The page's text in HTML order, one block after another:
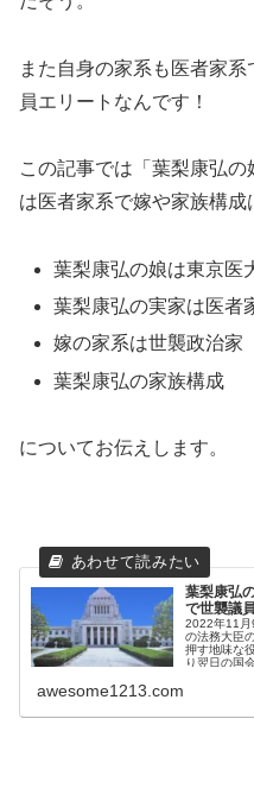
また自身の家系も医者家
員エリートなんです！
この記事では「葉梨康弘
は医者家系で嫁や家族構成
葉梨康弘の娘は東京医
葉梨康弘の実家は医者
嫁の家系は世襲政治家
葉梨康弘の家族構成
についてお伝えします。
葉梨康弘
で世襲議
2022年11月
の法務大臣
押す地味な
り翌日の国
awesome1213.com